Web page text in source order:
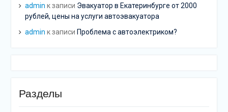
admin к записи Эвакуатор в Екатеринбурге от 2000
рублей, цены на услуги автоэвакуатора
admin к записи Проблема с автоэлектриком?
Разделы